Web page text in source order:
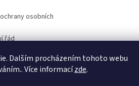
Dalším procházením tohoto webu
Více informacízde.
osobních
řád